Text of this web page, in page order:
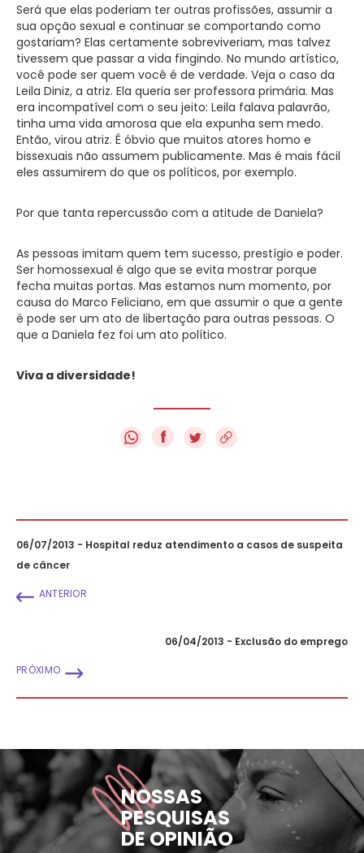
Será que elas poderiam ter outras profissões, assumir a
sua opção sexual e continuar se comportando como
gostariam? Elas certamente sobreviveriam, mas talvez
tivessem que passar a vida fingindo. No mundo artístico,
você pode ser quem você é de verdade. Veja o caso da
Leila Diniz, a atriz. Ela queria ser professora primária. Mas
era incompatível com o seu jeito: Leila falava palavrão,
tinha uma vida amorosa que ela expunha sem medo.
Então, virou atriz. É óbvio que muitos atores homo e
bissexuais não assumem publicamente. Mas é mais fácil
eles assumirem do que os políticos, por exemplo.
Por que tanta repercussão com a atitude de Daniela?
As pessoas imitam quem tem sucesso, prestígio e poder.
Ser homossexual é algo que se evita mostrar porque
fecha muitas portas. Mas estamos num momento, por
causa do Marco Feliciano, em que assumir o que a gente
é pode ser um ato de libertação para outras pessoas. O
que a Daniela fez foi um ato político.
Viva a diversidade!
f
06/07/2013 - Hospital reduz atendimento a casos de suspeita
de câncer
ANTERIOR
06/04/2013 - Exclusão do emprego
PRÓXIMO
NOSSAS
PESQUISAS
DE OPINIÃO